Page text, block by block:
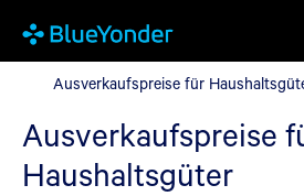
Ausverkaufspreise für Haushaltsgüter
Ausverkaufspreise für
Ausverkaufspreise
Haushaltsgüter